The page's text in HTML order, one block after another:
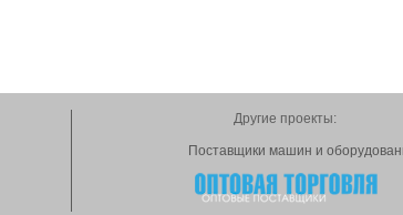
Другие проекты:
Поставщики машин и